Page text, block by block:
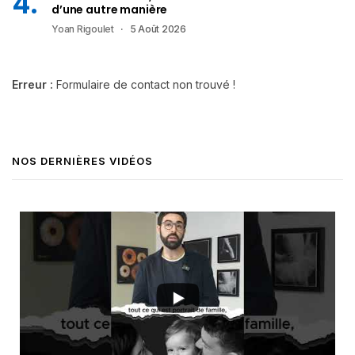
d’une autre manière
Yoan Rigoulet 5 Août 2026
Erreur : Formulaire de contact non trouvé !
NOS DERNIÈRES VIDÉOS